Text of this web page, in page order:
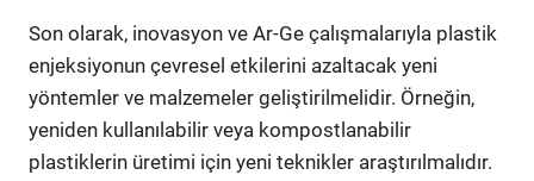
Son olarak, inovasyon ve Ar-Ge çalışmalarıyla plastik
enjeksiyonun çevresel etkilerini azaltacak yeni
yöntemler ve malzemeler geliştirilmelidir. Örneğin,
yeniden kullanılabilir veya kompostlanabilir
plastiklerin üretimi için yeni teknikler araştırılmalıdır.